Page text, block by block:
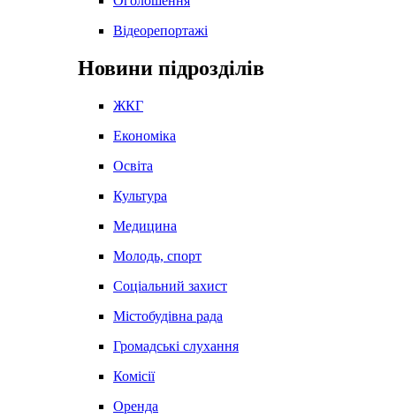
Відеорепортажі
Новини підрозділів
ЖКГ
Економіка
Освіта
Культура
Медицина
Молодь, спорт
Соціальний захист
Містобудівна рада
Громадські слухання
Комісії
Оренда